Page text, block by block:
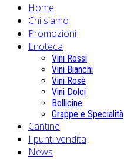
Home
Chi siamo
Promozioni
Enoteca
Vini Rossi
Vini Bianchi
Vini Rosè
Vini Dolci
Bollicine
Grappe e Specialità
Cantine
I punti vendita
News